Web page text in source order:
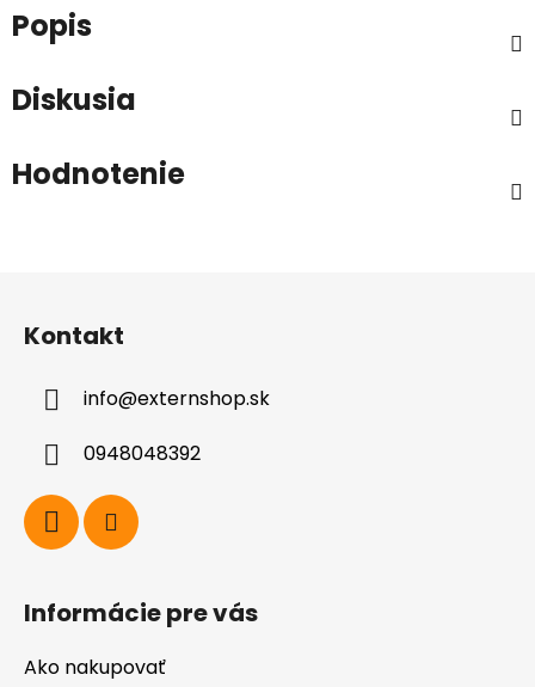
Popis
Diskusia
Hodnotenie
Kontakt
info@externshop.sk
0948048392
Informácie pre vás
Ako nakupovať